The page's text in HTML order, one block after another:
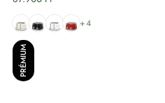
BézsFekete
FehérPiros
+4
PRÉMIUM